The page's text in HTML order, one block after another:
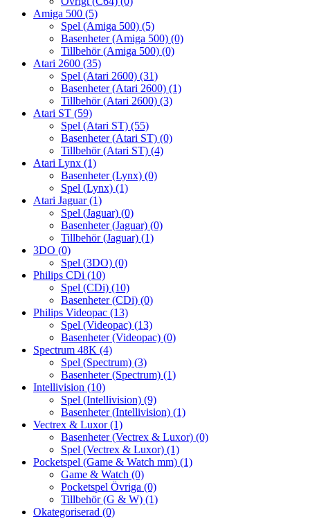
Amiga 500 (5)
Spel (Amiga 500) (5)
Basenheter (Amiga 500) (0)
Tillbehör (Amiga 500) (0)
Atari 2600 (35)
Spel (Atari 2600) (31)
Basenheter (Atari 2600) (1)
Tillbehör (Atari 2600) (3)
Atari ST (59)
Spel (Atari ST) (55)
Basenheter (Atari ST) (0)
Tillbehör (Atari ST) (4)
Atari Lynx (1)
Basenheter (Lynx) (0)
Spel (Lynx) (1)
Atari Jaguar(1)
Spel (Jaguar) (0)
Basenheter (Jaguar) (0)
Tillbehör (Jaguar) (1)
3DO (0)
Spel (3DO) (0)
Philips CDi (10)
Spel (CDi) (10)
Basenheter (CDi) (0)
Philips Videopac (13)
Spel (Videopac) (13)
Basenheter (Videopac) (0)
Spectrum 48K (4)
Spel (Spectrum) (3)
Basenheter (Spectrum) (1)
Intellivision (10)
Spel (Intellivision) (9)
Basenheter (Intellivision) (1)
Vectrex & Luxor(1)
Basenheter (Vectrex & Luxor) (0)
Spel (Vectrex & Luxor) (1)
Pocketspel (Game & Watch mm) (1)
Game & Watch (0)
Pocketspel Övriga (0)
Tillbehör (G & W) (1)
Okategoriserad (0)